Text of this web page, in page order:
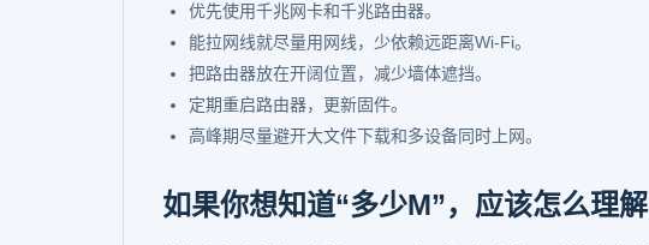
优先使用千兆网卡和千兆路由器。
能拉网线就尽量用网线，少依赖远距离Wi-Fi。
把路由器放在开阔位置，减少墙体遮挡。
定期重启路由器，更新固件。
高峰期尽量避开大文件下载和多设备同时上网。
如果你想知道“多少M”，应该怎么理解